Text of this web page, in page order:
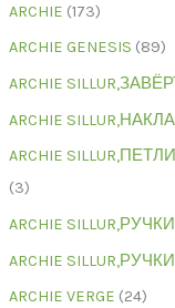
ARCHIE 173
ARCHIE GENESIS 89
ARCHIE
ARCHIE
ARCHIE
3
ARCHIE
ARCHIE
ARCHIE VERGE 24